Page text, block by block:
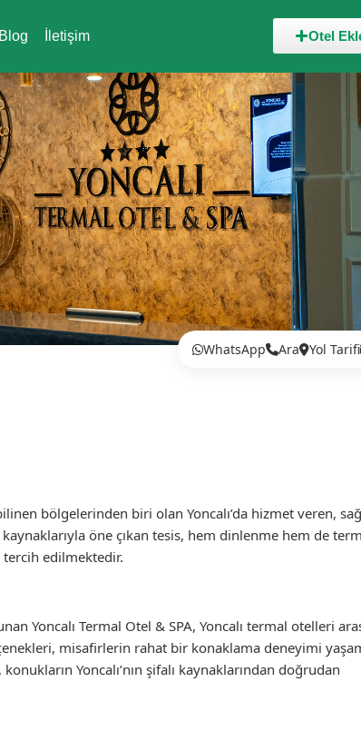
Blog İletişim Otel
WhatsApp Ara Yol Tarifi
bölgelerinden biri olan Yoncalı’da hizmet veren,
öne çıkan tesis, hem dinlenme hem de
tercih edilmektedir.
Yoncalı Termal Otel & SPA, Yoncalı termal otelleri
misafirlerin rahat bir konaklama deneyimi
Yoncalı’nın şifalı kaynaklarından doğrudan